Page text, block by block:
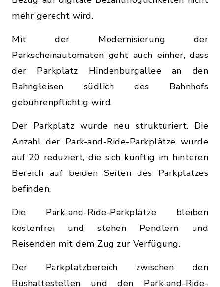
mehr gerecht wird.
Mit der Modernisierung der
Parkscheinautomaten geht auch einher, dass
der Parkplatz Hindenburgallee an den
Bahngleisen südlich des Bahnhofs
gebührenpflichtig wird.
Der Parkplatz wurde neu strukturiert. Die
Anzahl der Park-and-Ride-Parkplätze wurde
auf 20 reduziert, die sich künftig im hinteren
Bereich auf beiden Seiten des Parkplatzes
befinden.
Die Park-and-Ride-Parkplätze bleiben
kostenfrei und stehen Pendlern und
Reisenden mit dem Zug zur Verfügung.
Der Parkplatzbereich zwischen den
Bushaltestellen und den Park-and-Ride-